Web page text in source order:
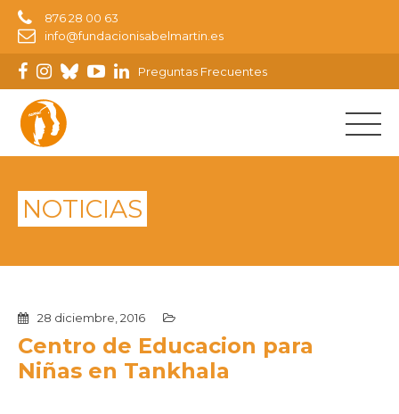
876 28 00 63
info@fundacionisabelmartin.es
Preguntas Frecuentes
NOTICIAS
28 diciembre, 2016
Centro de Educacion para
Niñas en Tankhala